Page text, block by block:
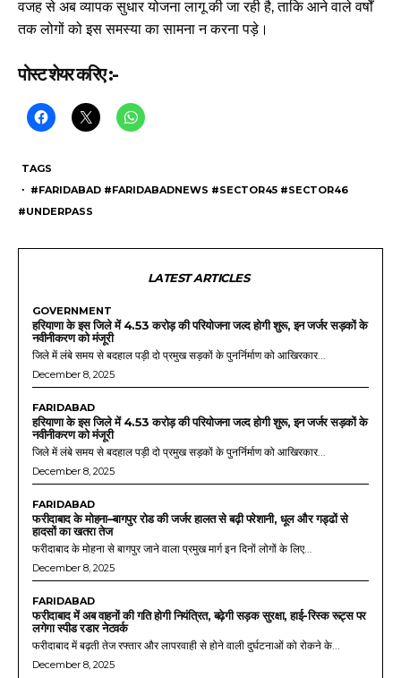
वजह से अब व्यापक सुधार योजना लागू की जा रही है, ताकि आने वाले वर्षों
तक लोगों को इस समस्या का सामना न करना पड़े।
पोस्ट शेयर करिए :-
TAGS
・ #FARIDABAD #FARIDABADNEWS #SECTOR45 #SECTOR46
#UNDERPASS
LATEST ARTICLES
GOVERNMENT
हरियाणा के इस जिले में 4.53 करोड़ की परियोजना जल्द होगी शुरू, इन जर्जर सड़कों के
नवीनीकरण को मंजूरी
जिले में लंबे समय से बदहाल पड़ी दो प्रमुख सड़कों के पुनर्निर्माण को आखिरकार...
December 8, 2025
FARIDABAD
हरियाणा के इस जिले में 4.53 करोड़ की परियोजना जल्द होगी शुरू, इन जर्जर सड़कों के
नवीनीकरण को मंजूरी
जिले में लंबे समय से बदहाल पड़ी दो प्रमुख सड़कों के पुनर्निर्माण को आखिरकार...
December 8, 2025
FARIDABAD
फरीदाबाद के मोहना–बागपुर रोड की जर्जर हालत से बढ़ी परेशानी, धूल और गड्ढों से
हादसों का खतरा तेज
फरीदाबाद के मोहना से बागपुर जाने वाला प्रमुख मार्ग इन दिनों लोगों के लिए...
December 8, 2025
FARIDABAD
फरीदाबाद में अब वाहनों की गति होगी नियंत्रित, बढ़ेगी सड़क सुरक्षा, हाई-रिस्क रूट्स पर
लगेगा स्पीड रडार नेटवर्क
फरीदाबाद में बढ़ती तेज रफ्तार और लापरवाही से होने वाली दुर्घटनाओं को रोकने के...
December 8, 2025